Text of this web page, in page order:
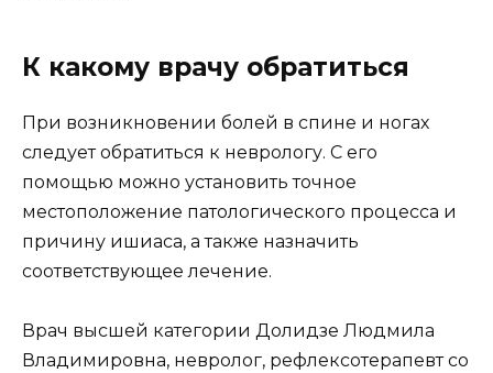
К какому врачу обратиться
При возникновении болей в спине и ногах
следует обратиться к неврологу. С его
помощью можно установить точное
местоположение патологического процесса и
причину ишиаса, а также назначить
соответствующее лечение.
Врач высшей категории Долидзе Людмила
Владимировна, невролог, рефлексотерапевт со